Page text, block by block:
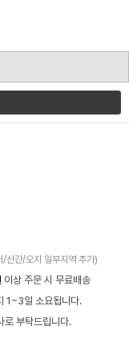
/산간/오지 일부지역 추가)
이상 주문 시 무료배송
1~3일 소요됩니다.
로 부탁드립니다.